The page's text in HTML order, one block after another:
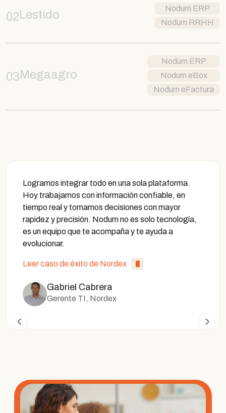
02Lestido
Nodum ERP
Nodum RRHH
03Megaagro
Nodum ERP
Nodum eBox
Nodum eFactura
Logramos integrar todo en una sola plataforma.
Hoy trabajamos con información confiable, en
tiempo real y tomamos decisiones con mayor
rapidez y precisión. Nodum no es solo tecnología,
es un equipo que te acompaña y te ayuda a
evolucionar.
Leer caso de éxito de Nordex
Gabriel Cabrera
Gerente TI, Nordex